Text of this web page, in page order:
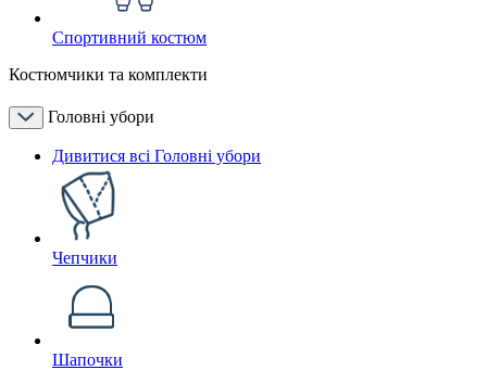
Спортивний костюм
Костюмчики та комплекти
Головні убори
Дивитися всі Головні убори
Чепчики
Шапочки